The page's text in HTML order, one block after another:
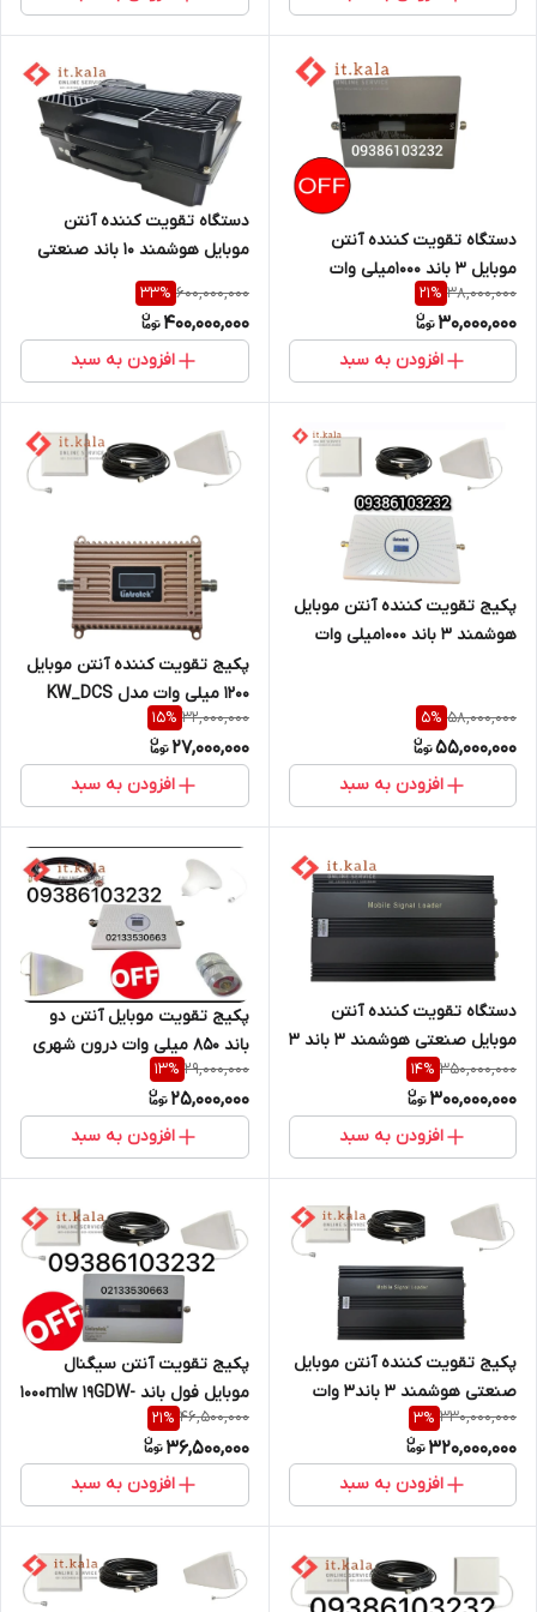
دستگاه تقویت کننده آنتن
موبایل 3 باند 1000میلی وات
برند Etenda
38,000,000
21%
30,000,000
افزودن به سبد
دستگاه تقویت کننده آنتن
موبایل هوشمند 10 باند صنعتی
600,000,000
33%
400,000,000
افزودن به سبد
پکیج تقویت کننده آنتن موبایل
هوشمند 3 باند 1000میلی وات
58,000,000
5%
55,000,000
افزودن به سبد
پکیج تقویت کننده آنتن موبایل
1200 میلی وات مدل KW_DCS
(برون شهری) از برند Etenda
32,000,000
15%
27,000,000
افزودن به سبد
دستگاه تقویت کننده آنتن
موبایل صنعتی هوشمند 3 باند 3
وات مدل KW33F_GDW
350,000,000
14%
300,000,000
افزودن به سبد
پکیج تقویت موبایل آنتن دو
باند ۸۵۰ میلی وات درون شهری
از برند Etenda
29,000,000
13%
25,000,000
افزودن به سبد
پکیج تقویت کننده آنتن موبایل
صنعتی هوشمند 3 باند3 وات
مدل KW33F_GDW
330,000,000
3%
320,000,000
افزودن به سبد
پکیج تقویت آنتن سیگنال
موبایل فول باند 1000mlw 19GDW-
ALCهوشمند (برون شهری) از
برند Etenda
46,500,000
21%
36,500,000
افزودن به سبد